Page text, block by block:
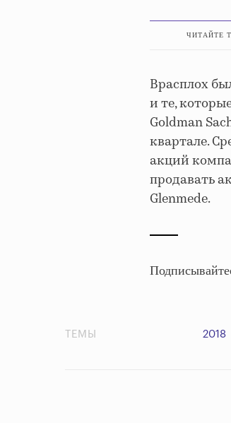
ЧИТАЙТЕ
Врасплох
и те,
Goldman
квартале.
акций
продавать
Glenmede.
ТЕМЫ 2018